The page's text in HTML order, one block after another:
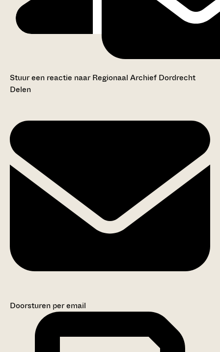
Stuur een reactie naar Regionaal Archief Dordrecht
Delen
Doorsturen per email